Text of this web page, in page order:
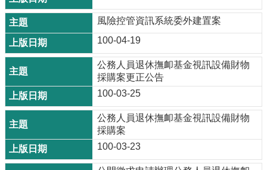
風險控管資訊系統委外建置案
100-04-19
公務人員退休撫卹基金視訊設備財物
採購案更正公告
100-03-25
公務人員退休撫卹基金視訊設備財物
採購案
100-03-23